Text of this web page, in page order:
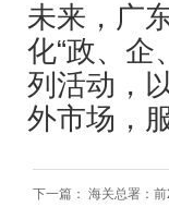
未来，广
化“政、企
列活动，
外市场，
下一篇： 海关总署：